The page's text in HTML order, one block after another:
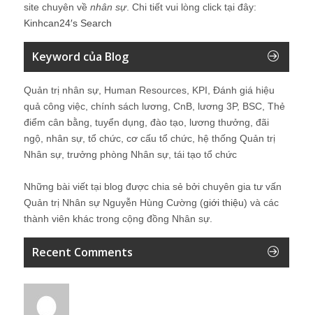
site chuyên về nhân sự. Chi tiết vui lòng click tại đây:
Kinhcan24′s Search
Keyword của Blog
Quản trị nhân sự, Human Resources, KPI, Đánh giá hiệu
quả công việc, chính sách lương, CnB, lương 3P, BSC, Thẻ
điểm cân bằng, tuyển dụng, đào tạo, lương thưởng, đãi
ngộ, nhân sự, tổ chức, cơ cấu tổ chức, hệ thống Quản trị
Nhân sự, trưởng phòng Nhân sự, tái tạo tổ chức
Những bài viết tại blog được chia sẻ bởi chuyên gia tư vấn
Quản trị Nhân sự Nguyễn Hùng Cường (giới thiệu) và các
thành viên khác trong cộng đồng Nhân sự.
Recent Comments